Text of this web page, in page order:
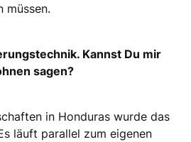
müssen.
Kannst Du mir
sagen?
in Honduras wurde das
läuft parallel zum eigenen